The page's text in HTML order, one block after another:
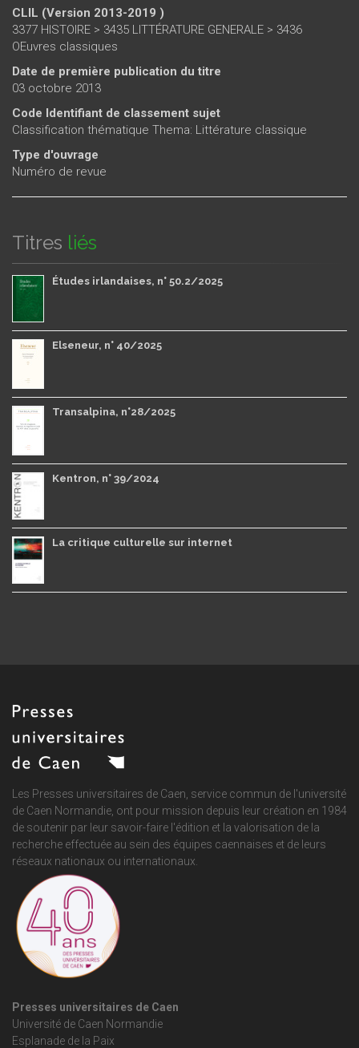
CLIL (Version 2013-2019 )
3377 HISTOIRE > 3435 LITTÉRATURE GENERALE > 3436
OEuvres classiques
Date de première publication du titre
03 octobre 2013
Code Identifiant de classement sujet
Classification thématique Thema: Littérature classique
Type d'ouvrage
Numéro de revue
Titres liés
Études irlandaises, n° 50.2/2025
Elseneur, n° 40/2025
Transalpina, n°28/2025
Kentron, n° 39/2024
La critique culturelle sur internet
Les Presses universitaires de Caen, service commun de l'université
de Caen Normandie , ont pour mission depuis leur création en 1984
de soutenir par leur savoir-faire l'édition et la valorisation de la
recherche effectuée au sein des équipes caennaises et de leurs
réseaux nationaux ou internationaux.
Presses universitaires de Caen
Université de Caen Normandie
Esplanade de la Paix